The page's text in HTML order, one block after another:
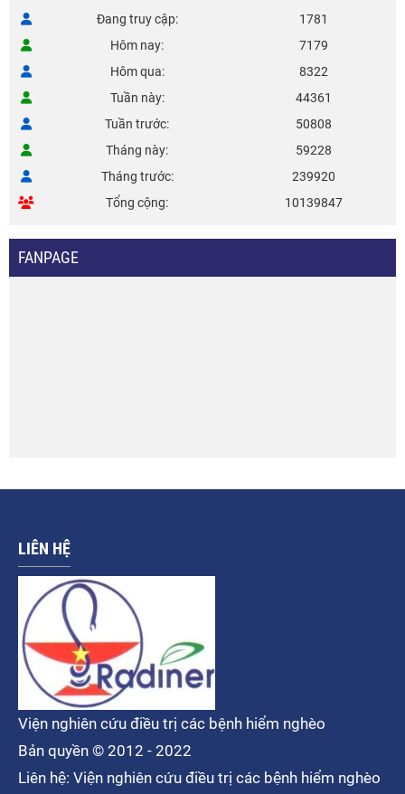
Đang truy cập
1781
Hôm nay
7179
Hôm qua
8322
Tuần này
44361
Tuần trước
50808
Tháng này
59228
Tháng trước
239920
Tổng cộng
10139847
FANPAGE
LIÊN HỆ
Viện nghiên cứu điều trị các bệnh hiểm nghèo
Bản quyền © 2012 - 2022
Liên hệ: Viện nghiên cứu điều trị các bệnh hiểm nghèo